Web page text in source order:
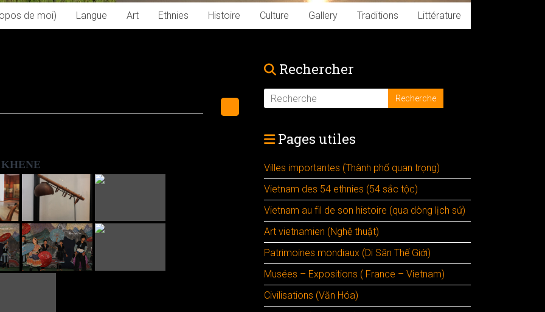
de moi) Langue Art Ethnies Histoire Culture Gallery Traditions Littérature
KHENE
Rechercher
Pages utiles
Villes importantes (Thành phố quan trọng)
Vietnam des 54 ethnies (54 sắc tộc)
Vietnam au fil de son histoire (qua dòng lịch sử)
Art vietnamien (Nghệ thuật)
Patrimoines mondiaux (Di Sãn Thế Giới)
Musées – Expositions ( France – Vietnam)
Civilisations (Văn Hóa)